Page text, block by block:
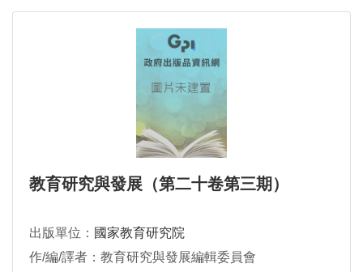
教育研究與發展（第二十卷第三期）
出版單位： 國家教育研究院
作/編/譯者：教育研究與發展編輯委員會